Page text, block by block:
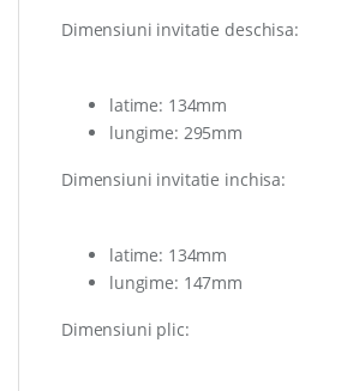
Dimensiuni invitatie deschisa:
latime: 134mm
lungime: 295mm
Dimensiuni invitatie inchisa:
latime: 134mm
lungime: 147mm
Dimensiuni plic: